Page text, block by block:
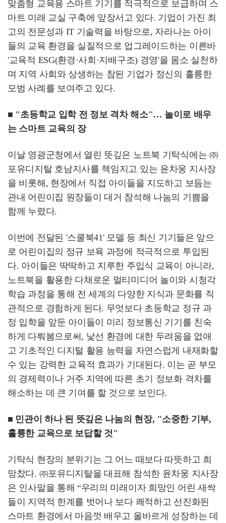
맞춤형 교육용 스마트 기기를 적극적으로 보급하며 스
마트 미래 교실 구축에 앞장서고 있다. 기업이 가진 최
고의 전문성과 IT 기술력을 바탕으로, 자라나는 아이
들의 교육 환경을 실질적으로 업그레이드하는 이른바
'교육적 ESG(환경·사회·지배구조) 경영'을 몸소 실천하
며 지역 사회와 상생하는 참된 기업가 정신의 훌륭한
모범 사례를 보여주고 있다.
■ "초등학교 입학 전 정보 격차 해소"… 놀이로 배우
는 스마트 교육의 장
이날 영광군청에서 열린 뜻깊은 노트북 기탁식에는 ㈜
포유디지탈 호남지사를 책임지고 있는 윤차웅 지사장
을 비롯해, 현장에서 직접 아이들을 지도하고 보듬는
관내 어린이집 원장들이 대거 참석해 나눔의 기쁨을
함께 누렸다.
이번에 전달된 '스쿨북41' 모델 등 최신 기기들은 앞으
로 어린이집의 정규 보육 과정에 적극적으로 투입된
다. 아이들은 딱딱하고 지루한 주입식 교육이 아니라,
노트북을 활용한 다채로운 멀티미디어 놀이와 시청각
학습 과정을 통해 전 세계의 다양한 지식과 문화를 직
관적으로 경험하게 된다. 무엇보다 초등학교 정규 과
정 입학을 앞둔 아이들이 미리 정보통신 기기를 친숙
하게 다뤄봄으로써, 낯선 환경에 대한 두려움을 없애
고 기초적인 디지털 활용 능력을 자연스럽게 내재화할
수 있는 강력한 교육적 효과가 기대된다. 이는 곧 부모
의 경제력이나 거주 지역에 따른 초기 정보화 격차를
해소하는 데 큰 기여를 할 것으로 보인다.
■ 민관이 하나 된 뜻깊은 나눔의 현장, "소중한 기부,
훌륭한 교육으로 보답할 것"
기탁식 현장의 분위기는 그 어느 때보다 따뜻하고 희
망찼다. ㈜포유디지탈을 대표해 참석한 윤차웅 지사장
은 인사말을 통해 “우리의 미래이자 희망인 어린 새싹
들이 지역적 한계를 벗어나 보다 쾌적하고 선진화된
스마트 환경에서 마음껏 배우고 올바르게 성장하는 데